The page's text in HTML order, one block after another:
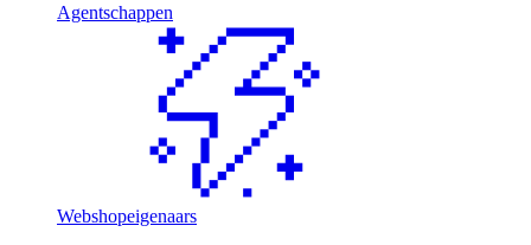
Agentschappen
Webshopeigenaars